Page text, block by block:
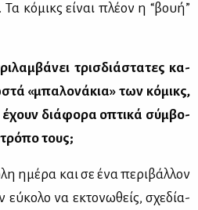
Τα κό­μικς εί­ναι πλέ­ον η “βουή”
τρισ­διά­στα­τες κα­
«μπα­λο­νά­κια» των κό­μικς,
έχουν διά­φο­ρα οπτι­κά σύμ­βο­
τους;
ημέ­ρα και σε ένα πε­ρι­βάλ­λον
εύ­κο­λο να εκτο­νω­θείς, σχε­δί­α­